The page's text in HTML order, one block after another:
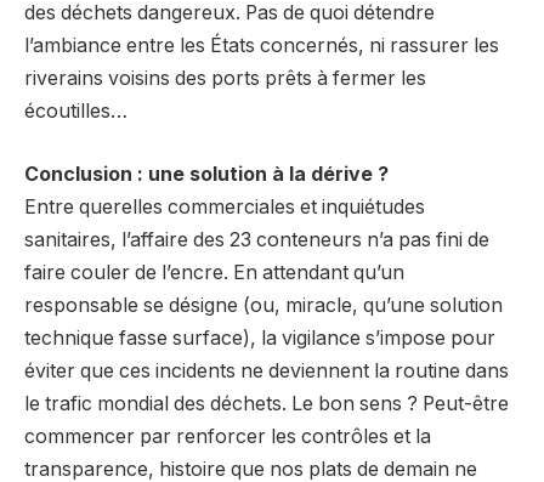
des déchets dangereux. Pas de quoi détendre
l’ambiance entre les États concernés, ni rassurer les
riverains voisins des ports prêts à fermer les
écoutilles…
Conclusion : une solution à la dérive ?
Entre querelles commerciales et inquiétudes
sanitaires, l’affaire des 23 conteneurs n’a pas fini de
faire couler de l’encre. En attendant qu’un
responsable se désigne (ou, miracle, qu’une solution
technique fasse surface), la vigilance s’impose pour
éviter que ces incidents ne deviennent la routine dans
le trafic mondial des déchets. Le bon sens ? Peut-être
commencer par renforcer les contrôles et la
transparence, histoire que nos plats de demain ne